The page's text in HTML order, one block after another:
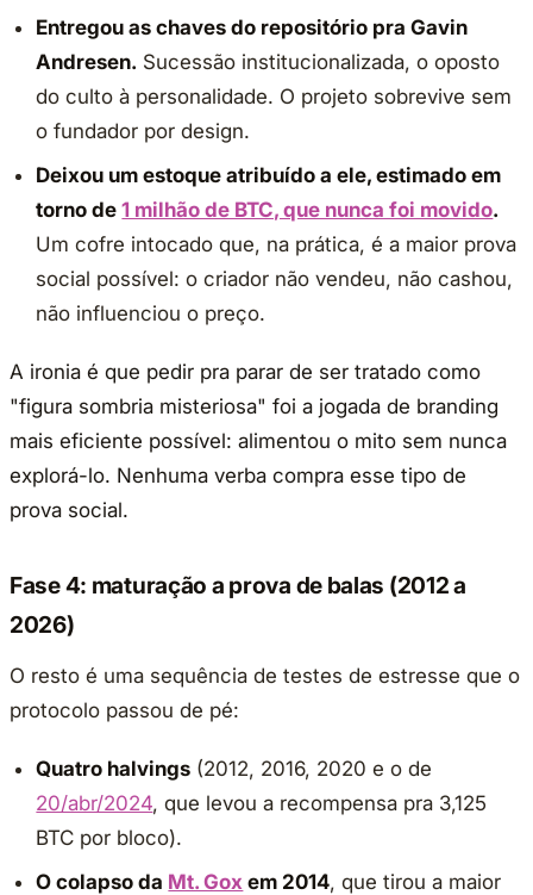
Entregou as chaves do repositório pra Gavin
Andresen. Sucessão institucionalizada, o oposto
do culto à personalidade. O projeto sobrevive sem
o fundador por design.
Deixou um estoque atribuído a ele, estimado em
torno de1 milhão de BTC, que nunca foi movido.
Um cofre intocado que, na prática, é a maior prova
social possível: o criador não vendeu, não cashou,
não influenciou o preço.
A ironia é que pedir pra parar de ser tratado como
"figura sombria misteriosa" foi a jogada de branding
mais eficiente possível: alimentou o mito sem nunca
explorá-lo. Nenhuma verba compra esse tipo de
prova social.
Fase 4: maturação a prova de balas (2012 a
2026)
O resto é uma sequência de testes de estresse que o
protocolo passou de pé:
Quatro halvings (2012, 2016, 2020 e o de
20/abr/2024, que levou a recompensa pra 3,125
BTC por bloco).
O colapso da Mt. Gox em 2014, que tirou a maior